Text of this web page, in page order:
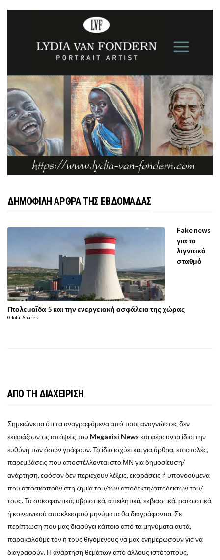
ΔΗΜΟΦΙΛΗ ΑΡΘΡΑ ΤΗΣ ΕΒΔΟΜΑΔΑΣ
Fake news
για το
λιγνιτικό
σταθμό
Πτολεμαΐδα 5 και την ενεργειακή ασφάλεια της χώρας
0 Total Shares
ΑΠΟ ΤΗ ΔΙΑΧΕΙΡΙΣΗ
Σημειώνεται ότι τα αναγραφόμενα από τους αναγνώστες δεν
εκφράζουν τις απόψεις του Meganisi News και φέρουν οι ίδιοι την
ευθύνη των όσων γράφουν. Το ίδιο ισχύει και για άρθρα, επιστολές,
παρεμβάσεις που αποστέλλονται στο ΜΝ για δημοσίευση/
ανάρτηση, εφόσον δεν περιέχουν λέξεις, εκφράσεις ή υπονοούμενα
που αποσκοπούν στη ζημία του/των αποδέκτη/αποδεκτών του/
τους. Τα συκοφαντικά, υβριστικά, απειλητικά, εκβιαστικά, ρατσιστικά
ή κοινωνικού αποκλεισμού μηνύματα θα διαγράφονται. Σε
περίπτωση που μας διαφύγει κάποιο από τα μηνύματα αυτά,
παρακαλούμε τον ή τους θιγόμενους να μας ενημερώσουν για να
διαγραφούν. Η ανάρτηση θεμάτων από άλλους ιστότοπους,